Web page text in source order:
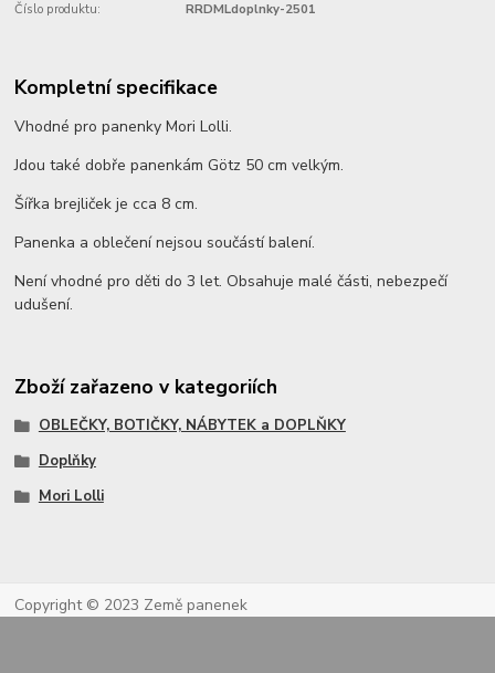
Číslo produktu: RRDMLdoplnky-2501
Kompletní specifikace
Vhodné pro panenky Mori Lolli.
Jdou také dobře panenkám Götz 50 cm velkým.
Šířka brejliček je cca 8 cm.
Panenka a oblečení nejsou součástí balení.
Není vhodné pro děti do 3 let. Obsahuje malé části, nebezpečí
udušení.
Zboží zařazeno v kategoriích
OBLEČKY, BOTIČKY, NÁBYTEK a DOPLŇKY
Doplňky
Mori Lolli
Copyright © 2023 Země panenek